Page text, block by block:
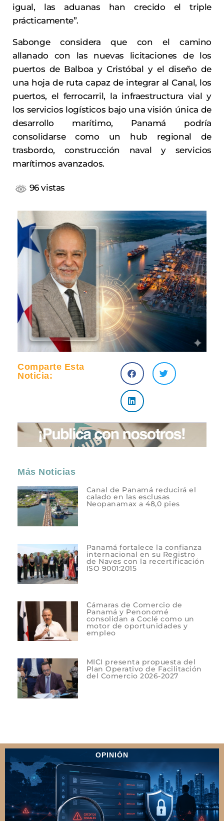
igual, las aduanas han crecido el triple
prácticamente”.
Sabonge considera que con el camino
allanado con las nuevas licitaciones de los
puertos de Balboa y Cristóbal y el diseño de
una hoja de ruta capaz de integrar al Canal, los
puertos, el ferrocarril, la infraestructura vial y
los servicios logísticos bajo una visión única de
desarrollo marítimo, Panamá podría
consolidarse como un hub regional de
trasbordo, construcción naval y servicios
marítimos avanzados.
96 vistas
Comparte Esta
Noticia:
Más Noticias
Canal de Panamá reducirá el
calado en las esclusas
Neopanamax a 48,0 pies
Panamá fortalece la confianza
internacional en su Registro
de Naves con la recertificación
ISO 9001:2015
Cámaras de Comercio de
Panamá y Penonomé
consolidan a Coclé como un
motor de oportunidades y
empleo
MICI presenta propuesta del
Plan Operativo de Facilitación
del Comercio 2026-2027
OPINIÓN